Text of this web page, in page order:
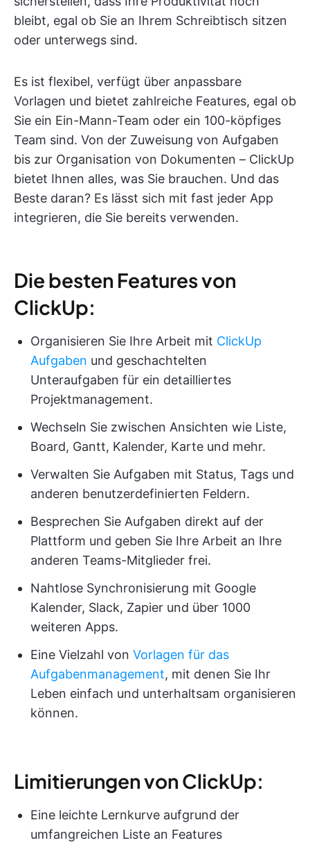
bleibt, egal ob Sie an Ihrem Schreibtisch sitzen
oder unterwegs sind.
Es ist flexibel, verfügt über anpassbare
Vorlagen und bietet zahlreiche Features, egal ob
Sie ein Ein-Mann-Team oder ein 100-köpfiges
Team sind. Von der Zuweisung von Aufgaben
bis zur Organisation von Dokumenten – ClickUp
bietet Ihnen alles, was Sie brauchen. Und das
Beste daran? Es lässt sich mit fast jeder App
integrieren, die Sie bereits verwenden.
Die besten Features von
ClickUp:
Organisieren Sie Ihre Arbeit mit ClickUp
Aufgaben und geschachtelten
Unteraufgaben für ein detailliertes
Projektmanagement.
Wechseln Sie zwischen Ansichten wie Liste,
Board, Gantt, Kalender, Karte und mehr.
Verwalten Sie Aufgaben mit Status, Tags und
anderen benutzerdefinierten Feldern.
Besprechen Sie Aufgaben direkt auf der
Plattform und geben Sie Ihre Arbeit an Ihre
anderen Teams-Mitglieder frei.
Nahtlose Synchronisierung mit Google
Kalender, Slack, Zapier und über 1000
weiteren Apps.
Eine Vielzahl von Vorlagen für das
Aufgabenmanagement, mit denen Sie Ihr
Leben einfach und unterhaltsam organisieren
können.
Limitierungen von ClickUp:
Eine leichte Lernkurve aufgrund der
umfangreichen Liste an Features